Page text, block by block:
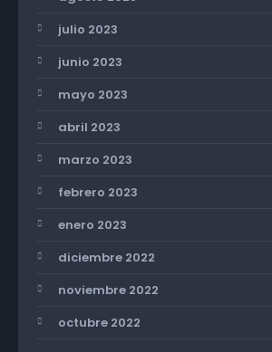
julio 2023
junio 2023
mayo 2023
abril 2023
marzo 2023
febrero 2023
enero 2023
diciembre 2022
noviembre 2022
octubre 2022